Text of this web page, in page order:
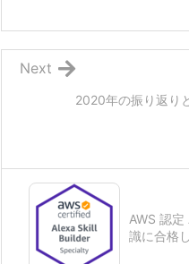
2020年の振り返り
Next
AWS 認
識に合格